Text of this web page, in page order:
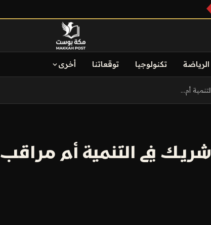
الرياضة تكنولوجيا توقعاتنا أخرى
أم...
في التنمية أم مراقب